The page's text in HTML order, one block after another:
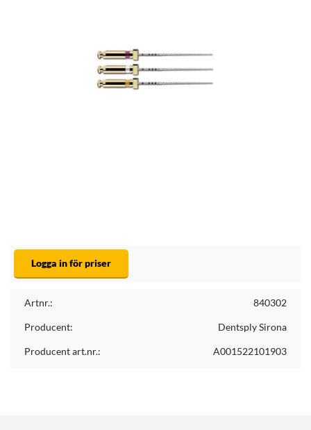
Logga in för priser
Artnr.: 840302
Producent: Dentsply Sirona
Producent art.nr.: A001522101903